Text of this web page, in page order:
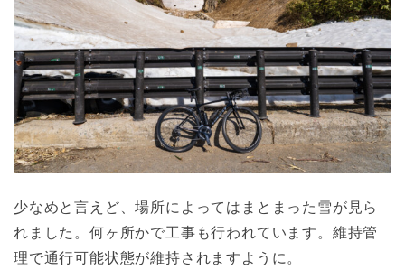
少なめと言えど、場所によってはまとまった雪が見ら
れました。何ヶ所かで工事も行われています。維持管
理で通行可能状態が維持されますように。